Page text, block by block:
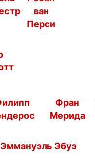
ван
Перси
Фран
Мерида
Эммануэль Эбуэ